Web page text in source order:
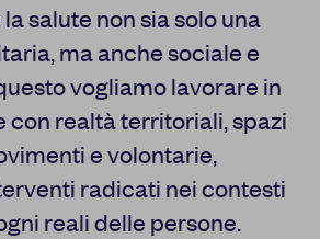
salute non sia solo una
ma anche sociale e
vogliamo lavorare in
con realtà territoriali, spazi
e volontarie,
radicati nei contesti
reali delle persone.